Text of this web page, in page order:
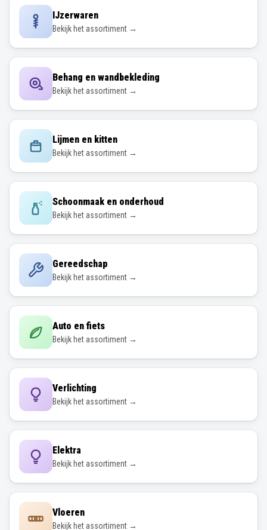
IJzerwaren
Bekijk het assortiment →
Behang en wandbekleding
Bekijk het assortiment →
Lijmen en kitten
Bekijk het assortiment →
Schoonmaak en onderhoud
Bekijk het assortiment →
Gereedschap
Bekijk het assortiment →
Auto en fiets
Bekijk het assortiment →
Verlichting
Bekijk het assortiment →
Elektra
Bekijk het assortiment →
Vloeren
Bekijk het assortiment →